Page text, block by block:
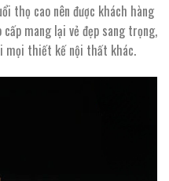
thọ cao nên được khách hàng
mang lại vẻ đẹp sang trọng,
mọi thiết kế nội thất khác.